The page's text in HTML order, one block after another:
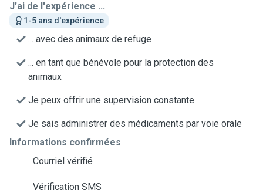
J'ai de l'expérience ...
1-5 ans d'expérience
... avec des animaux de refuge
... en tant que bénévole pour la protection des
animaux
Je peux offrir une supervision constante
Je sais administrer des médicaments par voie orale
Informations confirmées
Courriel vérifié
Vérification SMS